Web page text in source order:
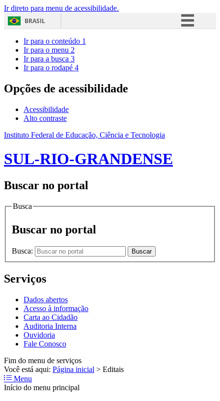
Ir direto para menu de acessibilidade.
BRASIL
Acesso à informação
Ir para o conteúdo 1
Ir para o menu 2
Ir para a busca 3
Ir para o rodapé 4
Opções de acessibilidade
Acessibilidade
Alto contraste
Instituto Federal de Educação, Ciência e Tecnologia
SUL-RIO-GRANDENSE
Buscar no portal
Busca
Buscar no portal
Busca: Buscar
Serviços
Dados abertos
Acesso à informação
Carta ao Cidadão
Auditoria Interna
Ouvidoria
Fale Conosco
Fim do menu de serviços
Você está aqui: Página inicial > Editais
Menu
Início do menu principal